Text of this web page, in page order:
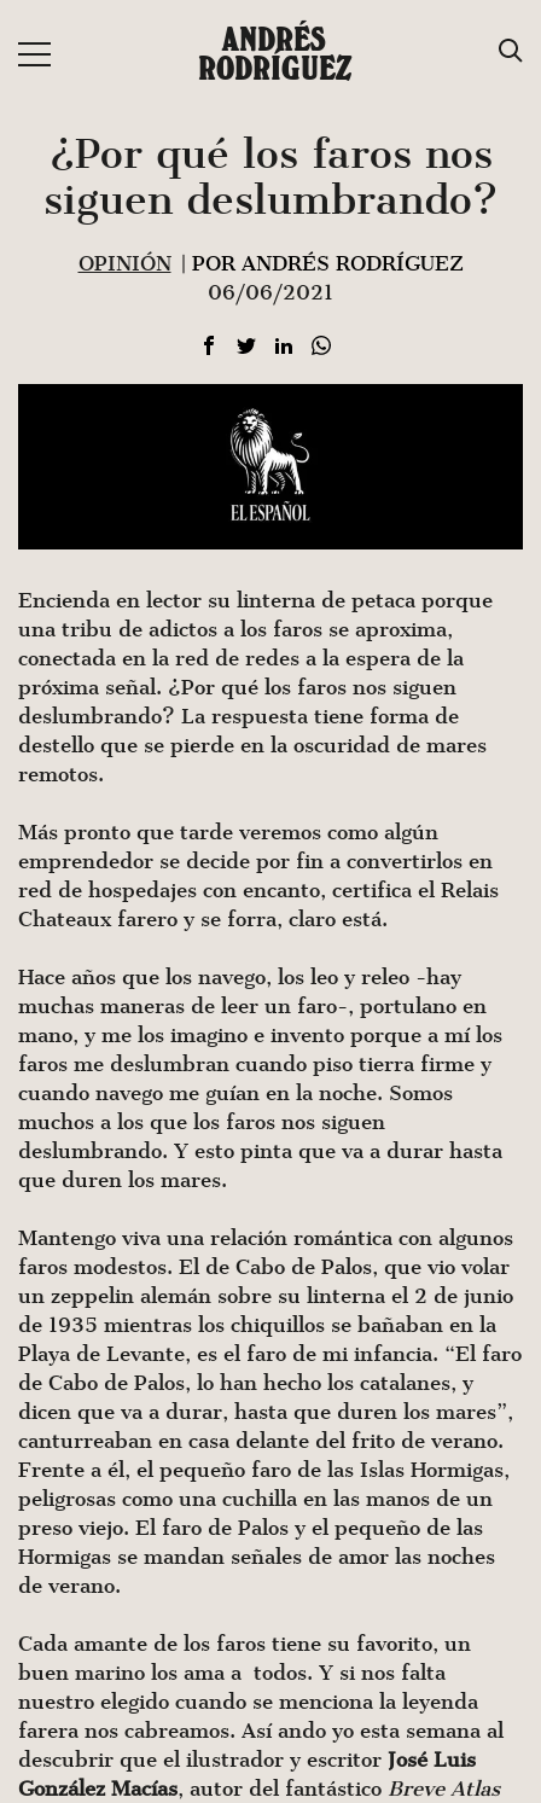
contenido
ANDRÉS
RODRÍGUEZ
¿Por qué los faros nos
siguen deslumbrando?
OPINIÓN
| POR ANDRÉS RODRÍGUEZ
06/06/2021
Encienda en lector su linterna de petaca porque
una tribu de adictos a los faros se aproxima,
conectada en la red de redes a la espera de la
próxima señal. ¿Por qué los faros nos siguen
deslumbrando? La respuesta tiene forma de
destello que se pierde en la oscuridad de mares
remotos.
Más pronto que tarde veremos como algún
emprendedor se decide por fin a convertirlos en
red de hospedajes con encanto, certifica el Relais
Chateaux farero y se forra, claro está.
Hace años que los navego, los leo y releo -hay
muchas maneras de leer un faro-, portulano en
mano, y me los imagino e invento porque a mí los
faros me deslumbran cuando piso tierra firme y
cuando navego me guían en la noche. Somos
muchos a los que los faros nos siguen
deslumbrando. Y esto pinta que va a durar hasta
que duren los mares.
Mantengo viva una relación romántica con algunos
faros modestos. El de Cabo de Palos, que vio volar
un zeppelin alemán sobre su linterna el 2 de junio
de 1935 mientras los chiquillos se bañaban en la
Playa de Levante, es el faro de mi infancia. “El faro
de Cabo de Palos, lo han hecho los catalanes, y
dicen que va a durar, hasta que duren los mares”,
canturreaban en casa delante del frito de verano.
Frente a él, el pequeño faro de las Islas Hormigas,
peligrosas como una cuchilla en las manos de un
preso viejo. El faro de Palos y el pequeño de las
Hormigas se mandan señales de amor las noches
de verano.
Cada amante de los faros tiene su favorito, un
buen marino los ama a todos. Y si nos falta
nuestro elegido cuando se menciona la leyenda
farera nos cabreamos. Así ando yo esta semana al
descubrir que el ilustrador y escritor José Luis
González Macías, autor del fantástico Breve Atlas